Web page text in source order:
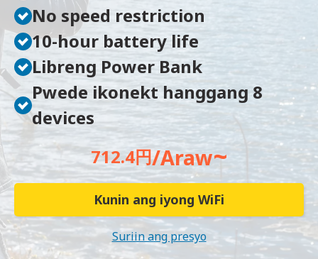
No speed restriction
10-hour battery life
Libreng Power Bank
Pwede ikonekt hanggang 8
devices
712.4円/Araw~
Kunin ang iyong WiFi
Suriin ang presyo